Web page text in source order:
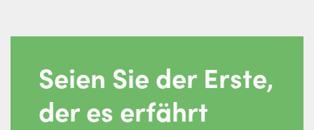
Seien Sie der Erste,
der es erfährt